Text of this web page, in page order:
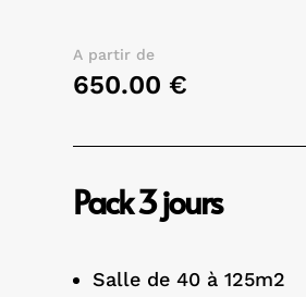
A partir de
650.00 €
Pack 3 jours
Salle de 40 à 125m2